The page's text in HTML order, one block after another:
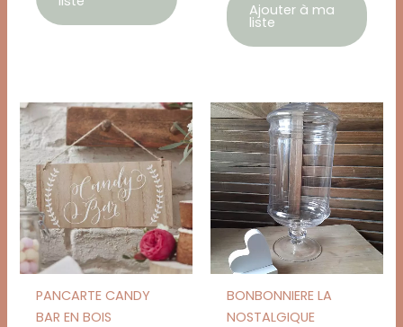
Ajouter à ma
liste
PANCARTE CANDY
BAR EN BOIS
BONBONNIERE LA
NOSTALGIQUE